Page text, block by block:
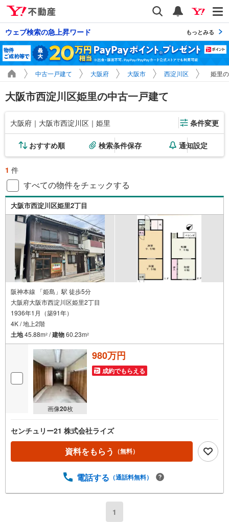
検索
通知
ウェブ検索の急上昇ワード
もっとみる
中古一戸建て 大阪府 大阪市 西淀川区 姫里
大阪市西淀川区姫里の中古一戸建て
大阪府｜大阪市西淀川区｜姫里 条件変更
おすすめ順 検索条件保存 通知設定
1 件
すべての物件をチェックする
大阪市西淀川区姫里2丁目
阪神本線 「姫島」駅 徒歩5分
大阪府大阪市西淀川区姫里2丁目
1936年1月（築91年）
4K / 地上2階
土地45.88m2 /建物60.23m2
画像20枚
980万円
成約でもらえる
センチュリー21 株式会社ライズ
資料をもらう （無料）
電話する （通話料無料）
1